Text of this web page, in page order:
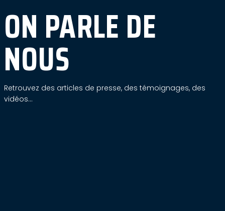
ON PARLE DE
NOUS
Retrouvez des articles de presse, des témoignages, des
vidéos…